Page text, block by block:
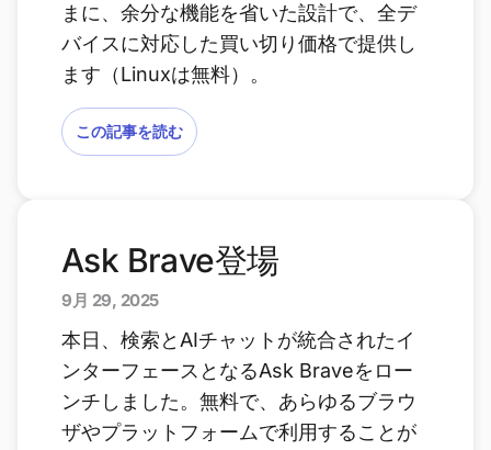
まに、余分な機能を省いた設計で、全デ
バイスに対応した買い切り価格で提供し
ます（Linuxは無料）。
この記事を読む
Ask Brave登場
9月 29, 2025
本日、検索とAIチャットが統合されたイ
ンターフェースとなるAsk Braveをロー
ンチしました。無料で、あらゆるブラウ
ザやプラットフォームで利用することが